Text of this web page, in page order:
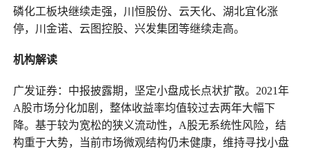
磷化工板块继续走强，川恒股份、云天化、湖北宜化涨
停，川金诺、云图控股、兴发集团等继续走高。
机构解读
广发证券：中报披露期，坚定小盘成长点状扩散。2021年
A股市场分化加剧，整体收益率均值较过去两年大幅下
降。基于较为宽松的狭义流动性，A股无系统性风险，结
构重于大势，当前市场微观结构仍未健康，维持寻找小盘